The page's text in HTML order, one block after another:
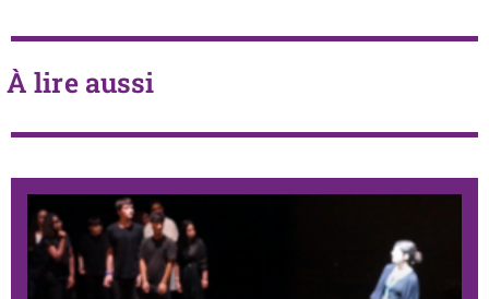
À lire aussi